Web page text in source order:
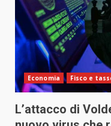
Economia Fisco e
L’attacco di